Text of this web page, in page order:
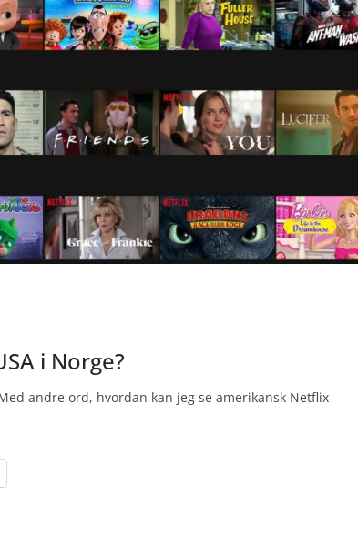
i Norge?
andre ord, hvordan kan jeg se amerikansk Netflix